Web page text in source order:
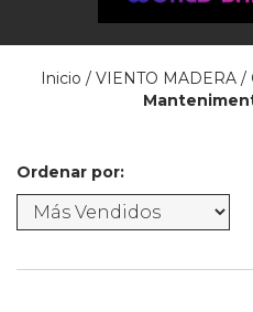
Inicio / VIENTO MADERA /
Ordenar por: